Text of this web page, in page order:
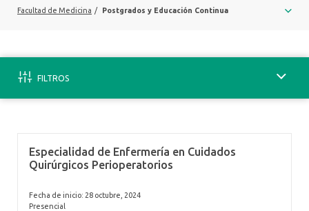
Facultad de Medicina / Postgrados y Educación Continua
FILTROS
Especialidad de Enfermería en Cuidados
Quirúrgicos Perioperatorios
Fecha de inicio: 28 octubre, 2024
Presencial